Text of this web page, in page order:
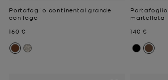
Portafoglio continental grande
con logo
Prezzo attuale
160 €
martellata
Prezzo
140 €